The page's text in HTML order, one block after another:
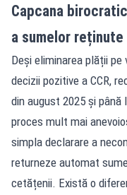
Capcana
a sumelor reținute
Deși eliminarea plății
decizii pozitive a CCR,
din august 2025 și
proces mult mai
simpla declarare a
returneze automat
cetățenii. Există o